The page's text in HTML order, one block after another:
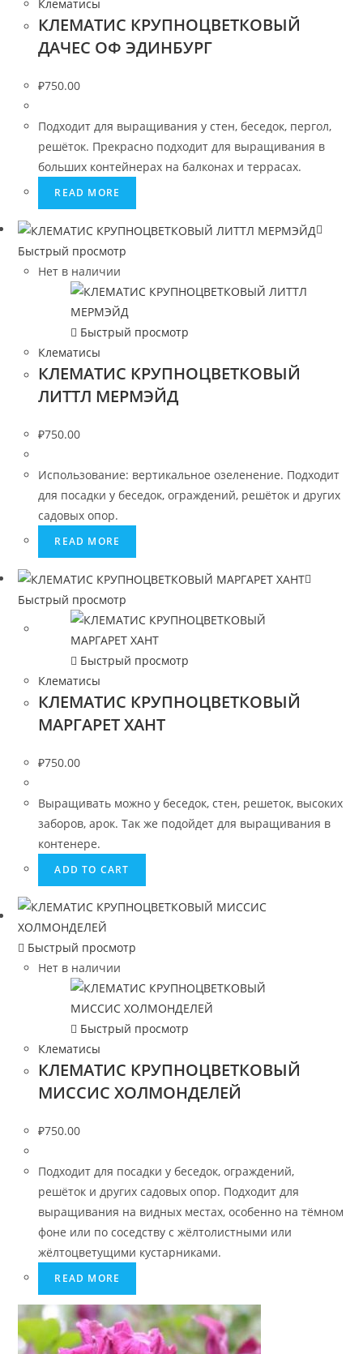
Клематисы
КЛЕМАТИС КРУПНОЦВЕТКОВЫЙ
ДАЧЕС ОФ ЭДИНБУРГ
₽750.00
Подходит для выращивания у стен, беседок, пергол,
решёток. Прекрасно подходит для выращивания в
больших контейнерах на балконах и террасах.
READ MORE
Быстрый просмотр
Нет в наличии
Быстрый просмотр
Клематисы
КЛЕМАТИС КРУПНОЦВЕТКОВЫЙ
ЛИТТЛ МЕРМЭЙД
₽750.00
Использование: вертикальное озеленение. Подходит
для посадки у беседок, ограждений, решёток и других
садовых опор.
READ MORE
Быстрый просмотр
Быстрый просмотр
Клематисы
КЛЕМАТИС КРУПНОЦВЕТКОВЫЙ
МАРГАРЕТ ХАНТ
₽750.00
Выращивать можно у беседок, стен, решеток, высоких
заборов, арок. Так же подойдет для выращивания в
контенере.
ADD TO CART
Быстрый просмотр
Нет в наличии
Быстрый просмотр
Клематисы
КЛЕМАТИС КРУПНОЦВЕТКОВЫЙ
МИССИС ХОЛМОНДЕЛЕЙ
₽750.00
Подходит для посадки у беседок, ограждений,
решёток и других садовых опор. Подходит для
выращивания на видных местах, особенно на тёмном
фоне или по соседству с жёлтолистными или
жёлтоцветущими кустарниками.
READ MORE